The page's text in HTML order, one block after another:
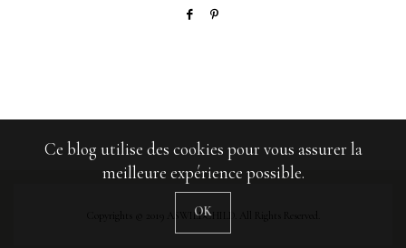
Copyrights © 2019 ASWILDCHILD. All Rights Reserved.
Ce blog utilise des cookies pour vous assurer la
meilleure expérience possible.
OK